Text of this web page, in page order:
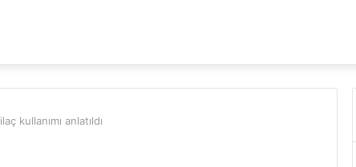
kullanımı anlatıldı